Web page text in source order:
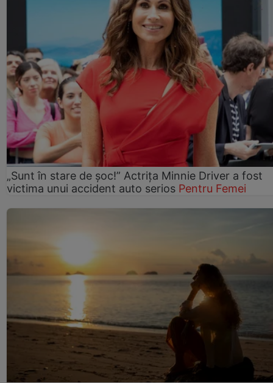
„Sunt în stare de șoc!” Actrița Minnie Driver a fost
victima unui accident auto serios Pentru Femei